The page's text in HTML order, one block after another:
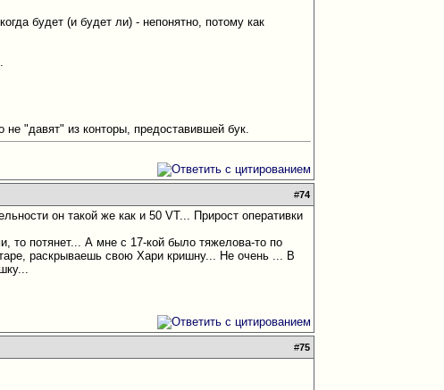
будет (и будет ли) - непонятно, потому как
не "давят" из конторы, предоставившей бук.
#74
он такой же как и 50 VT... Прирост оперативки
то потянет... А мне с 17-кой было тяжелова-то по
раскрываешь свою Хари кришну... Не очень ... В
#75